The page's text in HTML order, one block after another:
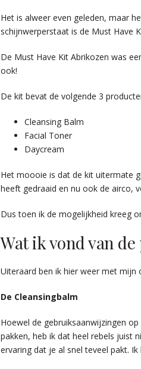
Het is alweer even geleden, maar
schijnwerperstaat is de Must Have
De Must Have Kit Abrikozen was
ook!
De kit bevat de volgende 3
Cleansing Balm
Facial Toner
Daycream
Het moooie is dat de kit uitermate
heeft gedraaid en nu ook de airco,
Dus toen ik de mogelijkheid kreeg
Wat ik vond van
Uiteraard ben ik hier weer met mijn
De Cleansingbalm
Hoewel de gebruiksaanwijzingen
pakken, heb ik dat heel rebels juist
ervaring dat je al snel teveel pakt.